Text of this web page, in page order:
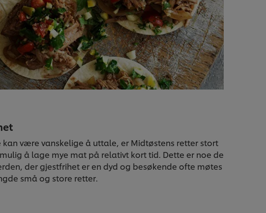
kan være vanskelige å uttale, er Midtøstens retter stort
å lage mye mat på relativt kort tid. Dette er noe de
der gjestfrihet er en dyd og besøkende ofte møtes
små og store retter.